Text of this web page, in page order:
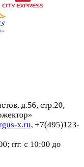
д.56, стр.20,
x.ru, +7(495)123-
пт: с 10:00 до